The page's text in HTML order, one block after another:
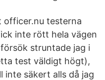
officer.nu testerna
inte rött hela vägen
struntade jag i
test väldigt högt),
inte säkert alls då jag